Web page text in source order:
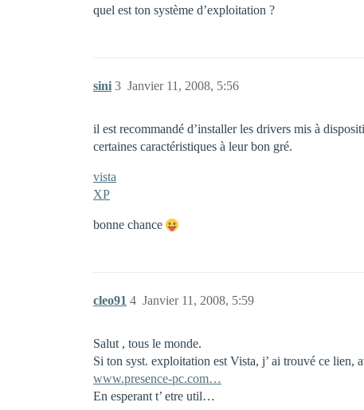
quel est ton système d’exploitation ?
sini Janvier 11, 2008, 5:56
3
il est recommandé d’installer les drivers mis à
certaines caractéristiques à leur bon gré.
vista
XP
bonne chance
cleo91 Janvier 11, 2008, 5:59
4
Salut , tous le monde.
Si ton syst. exploitation est Vista, j’ ai trouvé ce lien,
www.presence-pc.com…
En esperant t’ etre util…